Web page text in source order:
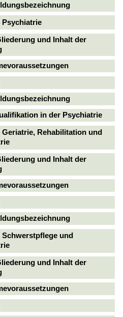
Psychiatrie
und Inhalt der
in der Psychiatrie
Rehabilitation und
und Inhalt der
und
und Inhalt der